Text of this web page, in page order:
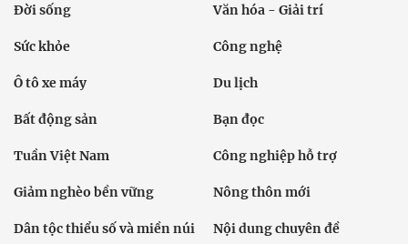
Đời sống Văn hóa - Giải trí
Sức khỏe Công nghệ
Ô tô xe máy Du lịch
Bất động sản Bạn đọc
Tuần Việt Nam Công nghiệp hỗ trợ
Giảm nghèo bền vững Nông thôn mới
Dân tộc thiểu số và miền núi Nội dung chuyên đề